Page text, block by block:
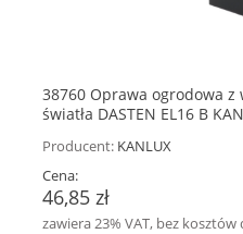
38760 Oprawa ogrodowa z
światła DASTEN EL16 B
Producent: KANLUX
Cena:
46,85 zł
zawiera 23% VAT, bez